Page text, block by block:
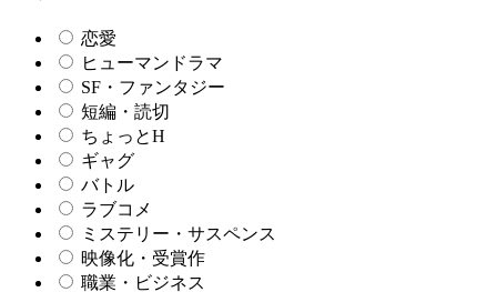
恋愛
ヒューマンドラマ
SF・ファンタジー
短編・読切
ちょっとH
ギャグ
バトル
ラブコメ
ミステリー・サスペンス
映像化・受賞作
職業・ビジネス